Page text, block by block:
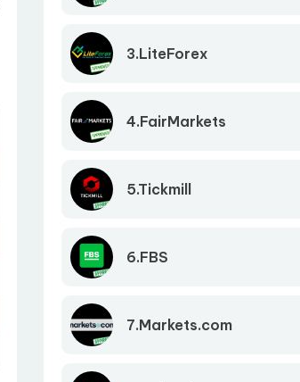
3.LiteForex
4.FairMarkets
5.Tickmill
6.FBS
7.Markets.com